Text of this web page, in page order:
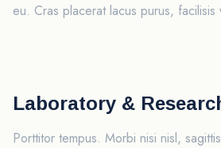
eu. Cras placerat lacus purus, facilisis
Laboratory &
Porttitor tempus. Morbi nisi nisl,